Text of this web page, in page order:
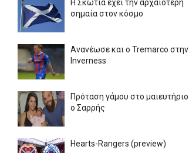
Η Σκωτία έχει την αρχαιότερη
σημαία στον κόσμο
Ανανέωσε και ο Tremarco στην
Inverness
Πρόταση γάμου στο μαιευτήριο
ο Σαρρής
Hearts-Rangers (preview)